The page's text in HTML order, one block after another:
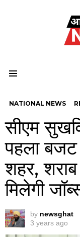
NATIONAL NEWS
सीएम
पहला बजट
शहर,
मिलेगी
by newsghat
3 years ago